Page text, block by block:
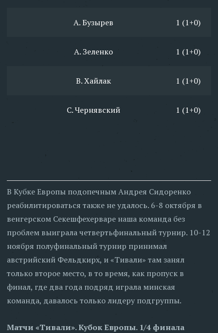
А. Бузырев 1 (1+0)
А. Зеленко 1 (1+0)
В. Хайлак 1 (1+0)
С. Чернявский 1 (1+0)
В Кубке Европы подопечным Андрея Сидоренко
реабилитироваться также не удалось. 6-8 октября в
венгерском Секешфехерваре наша команда без
проблем выиграла четвертьфинальный турнир. 10-12
ноября полуфинальный турнир принимал
австрийский Фельдкирх, и «Тивали» там занял
только второе место, в то время, как пропуск в
финал, где два года подряд играла минская
команда, давалось только лидеру подгруппы.
Матчи «Тивали». Кубок Европы. 1/4 финала